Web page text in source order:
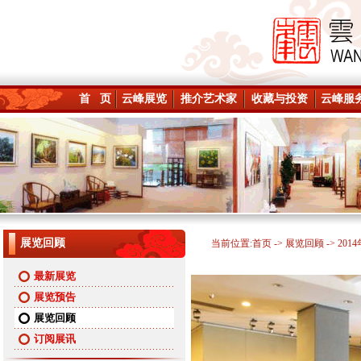
首 页 云峰展览 推介艺术家 收藏与投资 云峰服
展览回顾
最新展览
展览预告
展览回顾
订阅展讯
当前位置:首页-> 展览回顾-> 2014